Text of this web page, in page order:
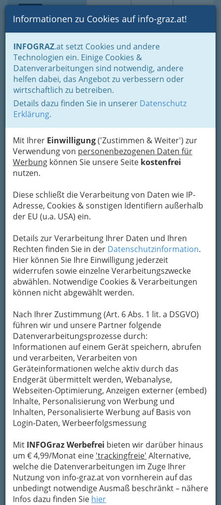
Suche Login Toggle
Informationen zu Cookies auf info-graz.at!
INFOGRAZ.at setzt Cookies und andere
Technologien ein. Einige Cookies &
Datenverarbeitungen sind notwendig, andere
helfen dabei, das Angebot zu verbessern oder
wirtschaftlich zu betreiben.
Details dazu finden Sie in unserer Datenschutz
Erklärung.
Mit Ihrer Einwilligung('Zustimmen & Weiter') zur
Verwendung von personenbezogenen Daten für
Werbung können Sie unsere Seite kostenfrei
nutzen.
Diese schließt die Verarbeitung von Daten wie IP-
Adresse, Cookies & sonstigen Identifiern außerhalb
der EU (u.a. USA) ein.
Details zur Verarbeitung Ihrer Daten und Ihren
Rechten finden Sie in der Datenschutzinformation.
Hier können Sie Ihre Einwilligung jederzeit
widerrufen sowie einzelne Verarbeitungszwecke
abwählen. Notwendige Cookies & Verarbeitungen
können nicht abgewählt werden.
Nach Ihrer Zustimmung (Art. 6 Abs. 1 lit. a DSGVO)
führen wir und unsere Partner folgende
Datenverarbeitungsprozesse durch:
Informationen auf einem Gerät speichern, abrufen
und verarbeiten, Verarbeiten von
Geräteinformationen welche aktiv durch das
Endgerät übermittelt werden, Webanalyse,
Webseiten-Optimierung, Anzeigen externer (embed)
Inhalte, Personalisierung von Werbung und
Inhalten, Personalisierte Werbung auf Basis von
Login-Daten, Werbeerfolgsmessung
Mit INFOGraz Werbefrei bieten wir darüber hinaus
um € 4,99/Monat eine 'trackingfreie' Alternative,
welche die Datenverarbeitungen im Zuge Ihrer
Nutzung von info-graz.at von vornherein auf das
unbedingt notwendige Ausmaß beschränkt – nähere
Infos dazu finden Sie hier
Home Branchen Kultur Künstler und Künstlerinnen
Volksmusik
Volksmusik
Bezirksauswahl
Alle Bezirke
1
Die Stoakogler
Mitterbach 9, 8616 Gasen
Neugierig?
Die Stoakogler sind eine der erfolgreichsten
österreichischen volkstümlichen
Musikgruppen aus Gasen in der Steiermark.
Kategorien
die konsGeiger - Echte Volksmusik
ohne Verstärker, dafür mit viel
Schwung und Freude
+43 664 1243 360
Die konsGeiger haben sich 2009
am J.-J.-Fux- Konservatorium in
Graz kennengelernt. Ihre Zuhörer begeistern
sie mit 2 Geigen, Harmonika, Kontrabass und
manchmal auch Basstrompete. Neben
Tanzmusik wie Polka, Walzer, Schottische,
Boarische, Polka Franzé, etc... haben sie auch
feierliche Stückeim Repertoire, z.B. für
kirchliche oder Adventveranstaltungen.
Kategorien